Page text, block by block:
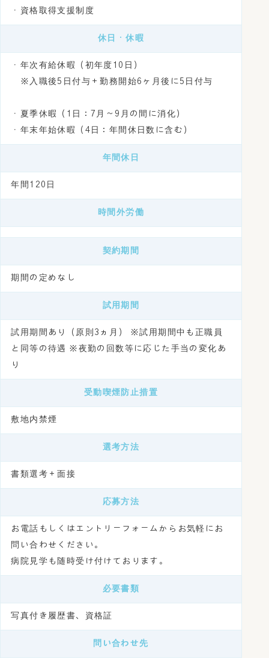
・資格取得支援制度
休日・休暇
・年次有給休暇（初年度10日）
※入職後5日付与＋勤務開始6ヶ月後に5日付与
・夏季休暇（1日：7月～9月の間に消化）
・年末年始休暇（4日：年間休日数に含む）
年間休日
年間120日
時間外労働
契約期間
期間の定めなし
試用期間
試用期間あり（原則3ヵ月） ※試用期間中も正職員
と同等の待遇 ※夜勤の回数等に応じた手当の変化あ
り
受動喫煙防止措置
敷地内禁煙
選考方法
書類選考＋面接
応募方法
お電話もしくはエントリーフォームからお気軽にお
問い合わせください。
病院見学も随時受け付けております。
必要書類
写真付き履歴書、資格証
問い合わせ先